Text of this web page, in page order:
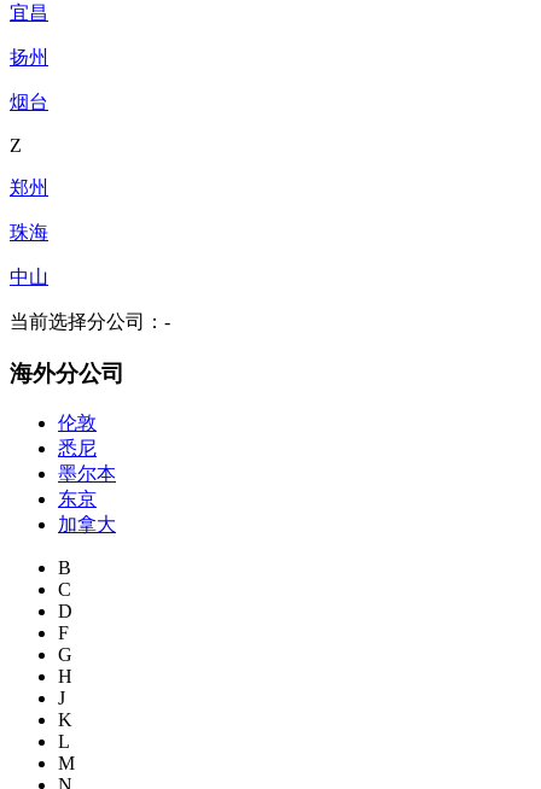
宜昌
扬州
烟台
Z
郑州
珠海
中山
当前选择分公司： -
海外分公司
伦敦
悉尼
墨尔本
东京
加拿大
B
C
D
F
G
H
J
K
L
M